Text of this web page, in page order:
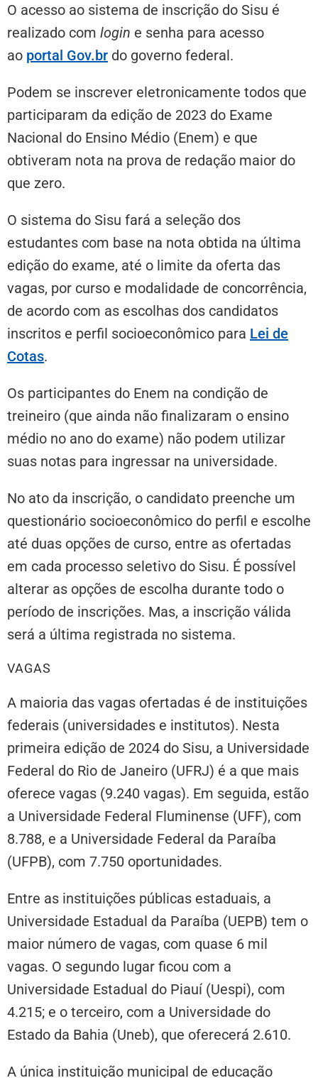
O acesso ao sistema de inscrição do Sisu é
realizado com login e senha para acesso
ao portal Gov.br do governo federal.
Podem se inscrever eletronicamente todos que
participaram da edição de 2023 do Exame
Nacional do Ensino Médio (Enem) e que
obtiveram nota na prova de redação maior do
que zero.
O sistema do Sisu fará a seleção dos
estudantes com base na nota obtida na última
edição do exame, até o limite da oferta das
vagas, por curso e modalidade de concorrência,
de acordo com as escolhas dos candidatos
inscritos e perfil socioeconômico para Lei de
Cotas.
Os participantes do Enem na condição de
treineiro (que ainda não finalizaram o ensino
médio no ano do exame) não podem utilizar
suas notas para ingressar na universidade.
No ato da inscrição, o candidato preenche um
questionário socioeconômico do perfil e escolhe
até duas opções de curso, entre as ofertadas
em cada processo seletivo do Sisu. É possível
alterar as opções de escolha durante todo o
período de inscrições. Mas, a inscrição válida
será a última registrada no sistema.
VAGAS
A maioria das vagas ofertadas é de instituições
federais (universidades e institutos). Nesta
primeira edição de 2024 do Sisu, a Universidade
Federal do Rio de Janeiro (UFRJ) é a que mais
oferece vagas (9.240 vagas). Em seguida, estão
a Universidade Federal Fluminense (UFF), com
8.788, e a Universidade Federal da Paraíba
(UFPB), com 7.750 oportunidades.
Entre as instituições públicas estaduais, a
Universidade Estadual da Paraíba (UEPB) tem o
maior número de vagas, com quase 6 mil
vagas. O segundo lugar ficou com a
Universidade Estadual do Piauí (Uespi), com
4.215; e o terceiro, com a Universidade do
Estado da Bahia (Uneb), que oferecerá 2.610.
A única instituição municipal de educação